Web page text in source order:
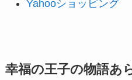
Yahooショッピング
幸福の王子の物語あ